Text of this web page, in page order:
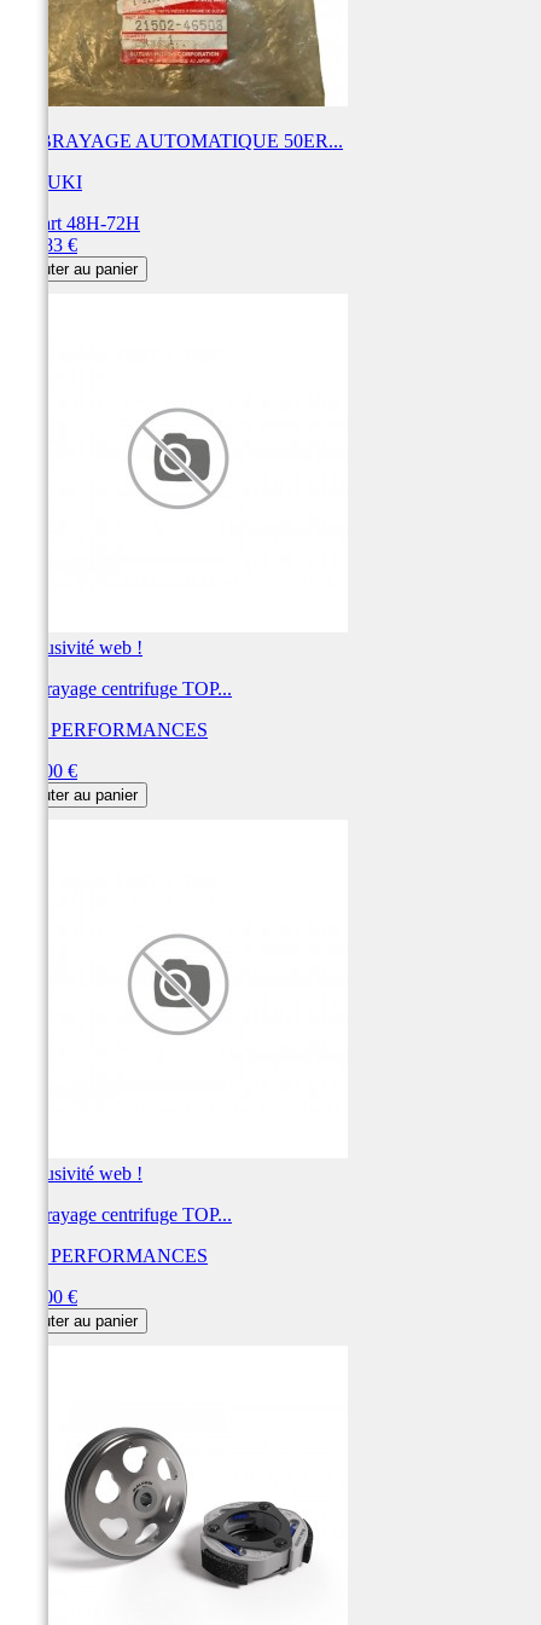
EMBRAYAGE AUTOMATIQUE 50ER...
SUZUKI
Départ 48H-72H
177,83 €
Ajouter au panier
Exclusivité web !
Embrayage centrifuge TOP...
TOP PERFORMANCES
175,00 €
Ajouter au panier
Exclusivité web !
Embrayage centrifuge TOP...
TOP PERFORMANCES
175,00 €
Ajouter au panier